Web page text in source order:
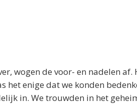
wogen de voor- en nadelen af.
het enige dat we konden
in. We trouwden in het